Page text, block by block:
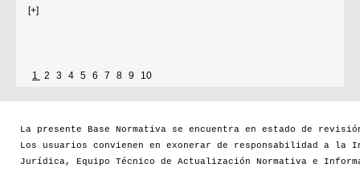
[+]
1 2 3 4 5 6 7 8 9 10
La presente Base Normativa se encuentra en estado de
Los usuarios convienen en exonerar de responsabilidad a la
Jurídica, Equipo Técnico de Actualización Normativa e